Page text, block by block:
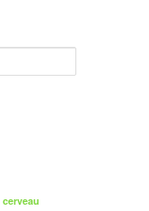
cerveau